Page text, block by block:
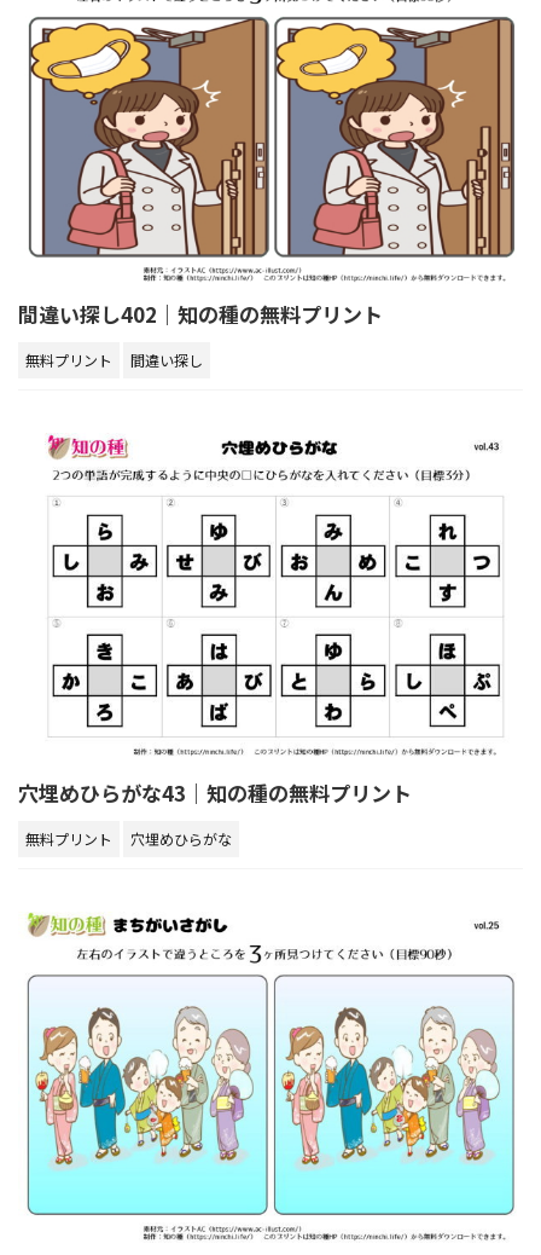
間違い探し402｜知の種の無料プリント
無料プリント 間違い探し
穴埋めひらがな43｜知の種の無料プリント
無料プリント 穴埋めひらがな